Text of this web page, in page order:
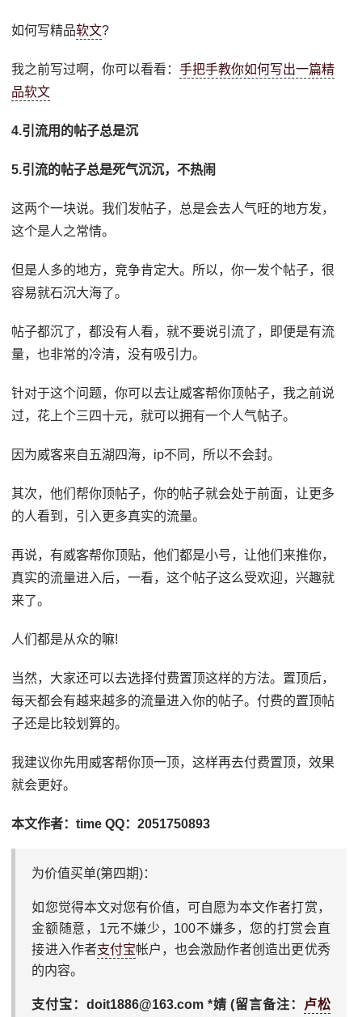
如何写精品软文?
我之前写过啊，你可以看看：手把手教你如何写出一篇精
品软文
4.引流用的帖子总是沉
5.引流的帖子总是死气沉沉，不热闹
这两个一块说。我们发帖子，总是会去人气旺的地方发，
这个是人之常情。
但是人多的地方，竞争肯定大。所以，你一发个帖子，很
容易就石沉大海了。
帖子都沉了，都没有人看，就不要说引流了，即便是有流
量，也非常的冷清，没有吸引力。
针对于这个问题，你可以去让威客帮你顶帖子，我之前说
过，花上个三四十元，就可以拥有一个人气帖子。
因为威客来自五湖四海，ip不同，所以不会封。
其次，他们帮你顶帖子，你的帖子就会处于前面，让更多
的人看到，引入更多真实的流量。
再说，有威客帮你顶贴，他们都是小号，让他们来推你，
真实的流量进入后，一看，这个帖子这么受欢迎，兴趣就
来了。
人们都是从众的嘛!
当然，大家还可以去选择付费置顶这样的方法。置顶后，
每天都会有越来越多的流量进入你的帖子。付费的置顶帖
子还是比较划算的。
我建议你先用威客帮你顶一顶，这样再去付费置顶，效果
就会更好。
本文作者：time QQ：2051750893
为价值买单(第四期)：
如您觉得本文对您有价值，可自愿为本文作者打赏，
金额随意，1元不嫌少，100不嫌多，您的打赏会直
接进入作者支付宝帐户，也会激励作者创造出更优秀
的内容。
支付宝：doit1886@163.com *婧 (留言备注： 卢松